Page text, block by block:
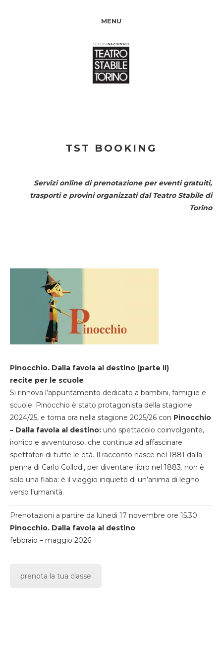
MENU
TST BOOKING
Servizi online di prenotazione per eventi gratuiti,
trasporti e provini organizzati dal Teatro Stabile di
Torino
Pinocchio. Dalla favola al destino (parte II)
recite per le scuole
Si rinnova l’appuntamento dedicato a bambini, famiglie e
scuole. Pinocchio è stato protagonista della stagione
2024/25, e torna ora nella stagione 2025/26 con Pinocchio
– Dalla favola al destino: uno spettacolo coinvolgente,
ironico e avventuroso, che continua ad affascinare
spettatori di tutte le età. Il racconto nasce nel 1881 dalla
penna di Carlo Collodi, per diventare libro nel 1883. non è
solo una fiaba: è il viaggio inquieto di un’anima di legno
verso l’umanità.
Prenotazioni a partire da lunedi 17 novembre ore 15.30
Pinocchio. Dalla favola al destino
febbraio – maggio 2026
prenota la tua classe